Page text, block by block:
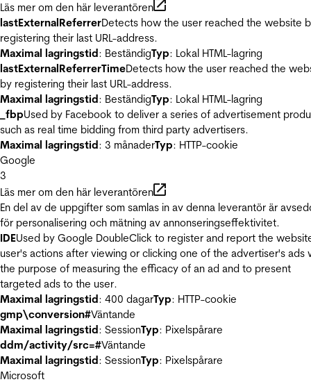
Läs mer om den här leverantören
lastExternalReferrerDetects how the user reached the website
registering their last URL-address.
Maximal lagringstid: BeständigTyp: Lokal HTML-lagring
lastExternalReferrerTimeDetects how the user reached the
by registering their last URL-address.
Maximal lagringstid: BeständigTyp: Lokal HTML-lagring
_fbpUsed by Facebook to deliver a series of advertisement
such as real time bidding from third party advertisers.
Maximal lagringstid: 3 månaderTyp: HTTP-cookie
Google
3
Läs mer om den här leverantören
En del av de uppgifter som samlas in av denna leverantör är
för personalisering och mätning av annonseringseffektivitet.
IDEUsed by Google DoubleClick to register and report the
user's actions after viewing or clicking one of the advertiser's ads
the purpose of measuring the efficacy of an ad and to present
targeted ads to the user.
Maximal lagringstid: 400 dagarTyp: HTTP-cookie
gmp\conversion#Väntande
Maximal lagringstid: SessionTyp: Pixelspårare
ddm/activity/src=#Väntande
Maximal lagringstid: SessionTyp: Pixelspårare
Microsoft